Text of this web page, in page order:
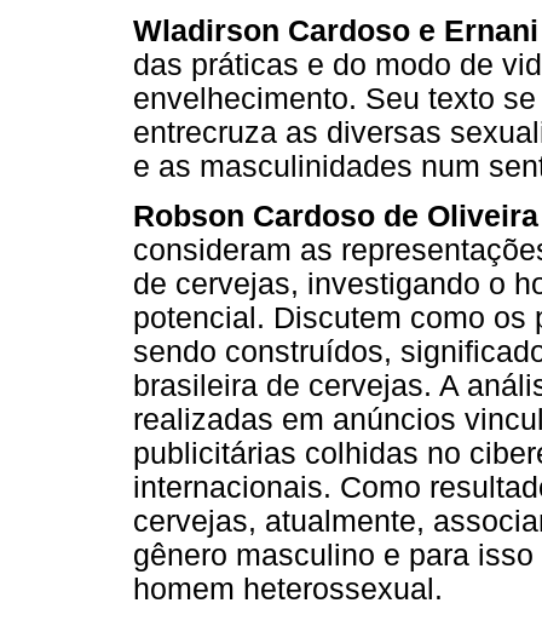
Wladirson Cardoso e
das práticas e do modo de
envelhecimento. Seu texto
entrecruza as diversas
e as masculinidades num
Robson Cardoso de
consideram as
de cervejas, investigando o
potencial. Discutem como
sendo construídos,
brasileira de cervejas. A
realizadas em anúncios
publicitárias colhidas no
internacionais. Como
cervejas, atualmente,
gênero masculino e para
homem heterossexual.